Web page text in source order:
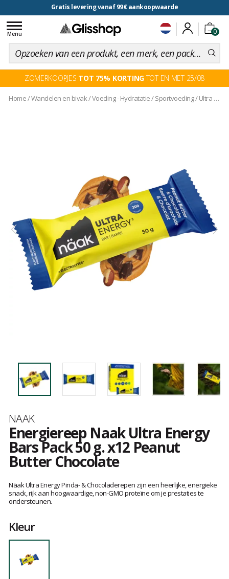
Gratis levering vanaf 99€ aankoopwaarde
voor een 100 dagen inruiling
0
Toggle
navigation
Menu
ZOMERKOOPJES TOT 75% KORTINGTOT EN MET 25/08
Home/Wandelen en bivak/Voeding - Hydratatie/Sportvoeding/Ultra Energy Bars Pack 50 g. x12 Peanut Butter Chocolate
Merk
NAAK
Energiereep Naak Ultra Energy
Bars Pack 50 g. x12 Peanut
Butter Chocolate
oordeel
van
klanten
Näak Ultra Energy Pinda- & Chocoladerepen zijn een heerlijke, energieke
snack, rijk aan hoogwaardige, non-GMO proteïne om je prestaties te
ondersteunen.
Kleur